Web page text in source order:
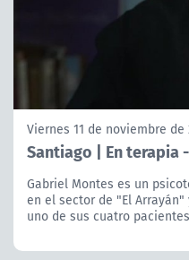
Viernes 11 de noviembre de
Santiago | En terapia -
Gabriel Montes es un
en el sector de "El
uno de sus cuatro